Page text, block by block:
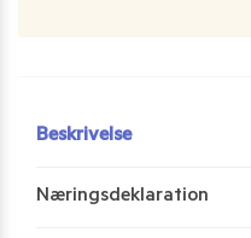
Beskrivelse
Næringsdeklaration